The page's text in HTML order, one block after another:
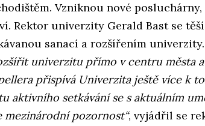
Vzniknou nové posluchárny,
Rektor univerzity Gerald Bast se
sanací a rozšířením univerzity.
univerzitu přímo v centru města
přispívá Univerzita ještě více k
aktivního setkávání se s aktuálním
mezinárodní pozornost“, vyjádřil se